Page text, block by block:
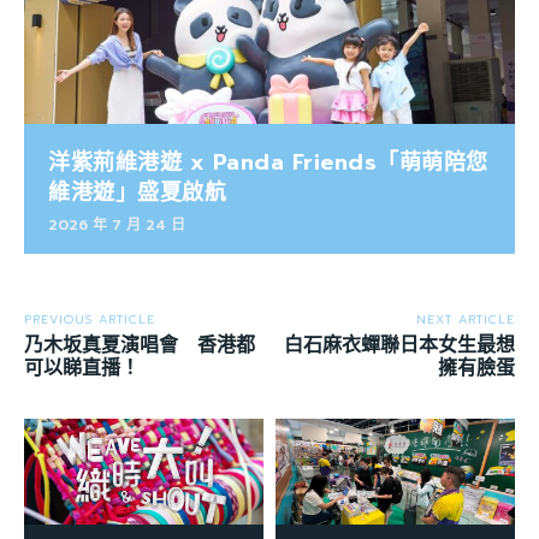
洋紫荊維港遊 x Panda Friends「萌萌陪您
維港遊」盛夏啟航
2026 年 7 月 24 日
PREVIOUS ARTICLE
乃木坂真夏演唱會 香港都
可以睇直播！
NEXT ARTICLE
白石麻衣蟬聯日本女生最想
擁有臉蛋